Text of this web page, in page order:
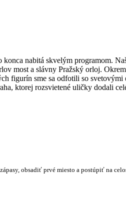
nabitá skvelým programom.
most a slávny Pražský orloj.
figurín sme sa odfotili so svetovými
ktorej rozsvietené uličky dodali
obsadiť prvé miesto a postúpiť na